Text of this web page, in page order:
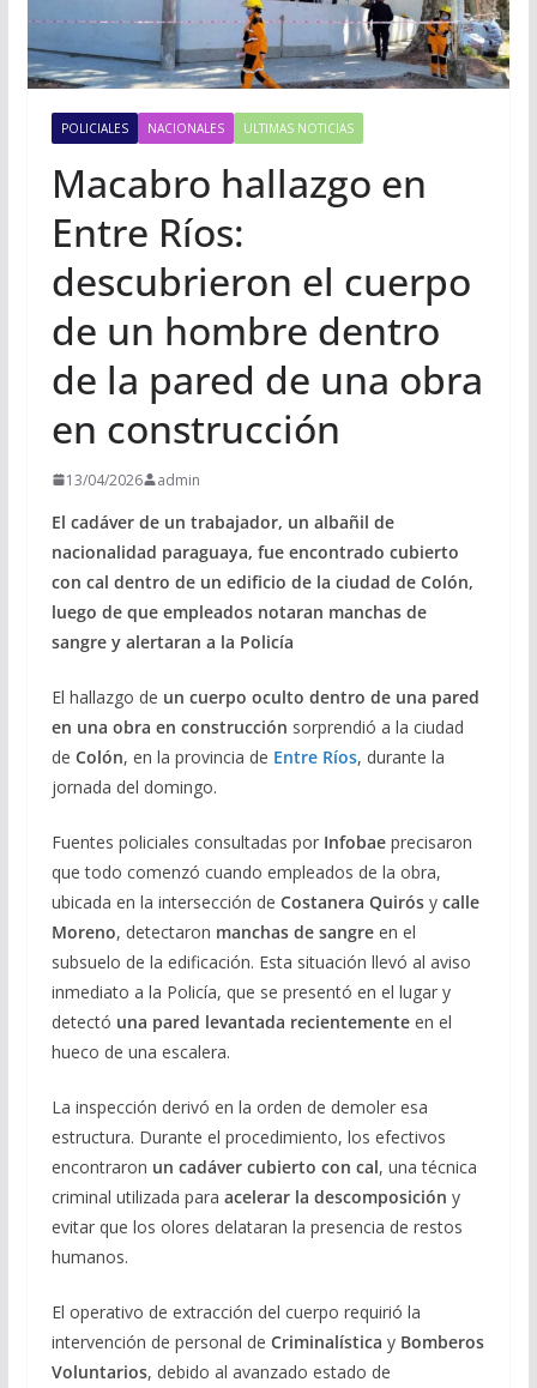
POLICIALES NACIONALES ULTIMAS NOTICIAS
Macabro hallazgo en
Entre Ríos:
descubrieron el cuerpo
de un hombre dentro
de la pared de una obra
en construcción
13/04/2026 admin
El cadáver de un trabajador, un albañil de
nacionalidad paraguaya, fue encontrado cubierto
con cal dentro de un edificio de la ciudad de Colón,
luego de que empleados notaran manchas de
sangre y alertaran a la Policía
El hallazgo de un cuerpo oculto dentro de una pared
en una obra en construcción sorprendió a la ciudad
de Colón, en la provincia de Entre Ríos, durante la
jornada del domingo.
Fuentes policiales consultadas por Infobae precisaron
que todo comenzó cuando empleados de la obra,
ubicada en la intersección de Costanera Quirósy calle
Moreno, detectaron manchas de sangre en el
subsuelo de la edificación. Esta situación llevó al aviso
inmediato a la Policía, que se presentó en el lugar y
detectó una pared levantada recientemente en el
hueco de una escalera.
La inspección derivó en la orden de demoler esa
estructura. Durante el procedimiento, los efectivos
encontraron un cadáver cubierto con cal, una técnica
criminal utilizada para acelerar la descomposición y
evitar que los olores delataran la presencia de restos
humanos.
El operativo de extracción del cuerpo requirió la
intervención de personal de Criminalística y Bomberos
Voluntarios, debido al avanzado estado de